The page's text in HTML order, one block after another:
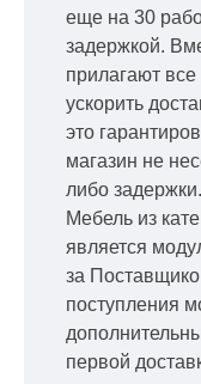
еще на 30
задержкой.
прилагают
ускорить
это
магазин не
либо задержки.
Мебель из
является
за
поступления
первой